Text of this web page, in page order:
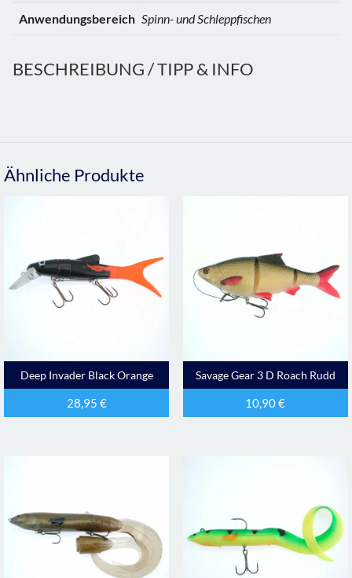
Anwendungsbereich Spinn- und Schleppfischen
BESCHREIBUNG / TIPP & INFO
Ähnliche Produkte
Deep Invader Black Orange
28,95 €
Savage Gear 3 D Roach Rudd
10,90€